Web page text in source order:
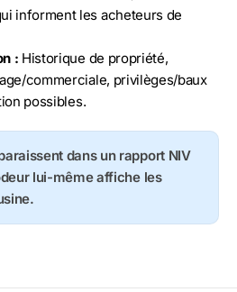
informent les acheteurs de
: Historique de propriété,
commerciale, privilèges/baux
possibles.
dans un rapport NIV
lui-même affiche les